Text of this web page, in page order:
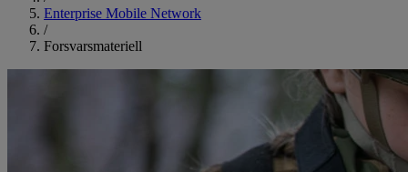
Enterprise Mobile Network
/
Forsvarsmateriell